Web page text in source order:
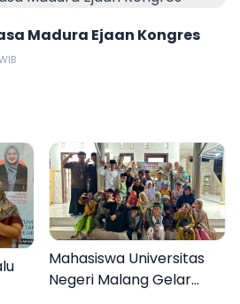
Madura Ejaan Kongres
Mahasiswa Universitas
Negeri Malang Gelar